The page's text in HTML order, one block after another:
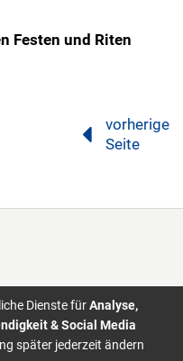
Festen und Riten
vorherige
Seite
Dienste fürAnalyse,
& Social Media
später jederzeit ändern